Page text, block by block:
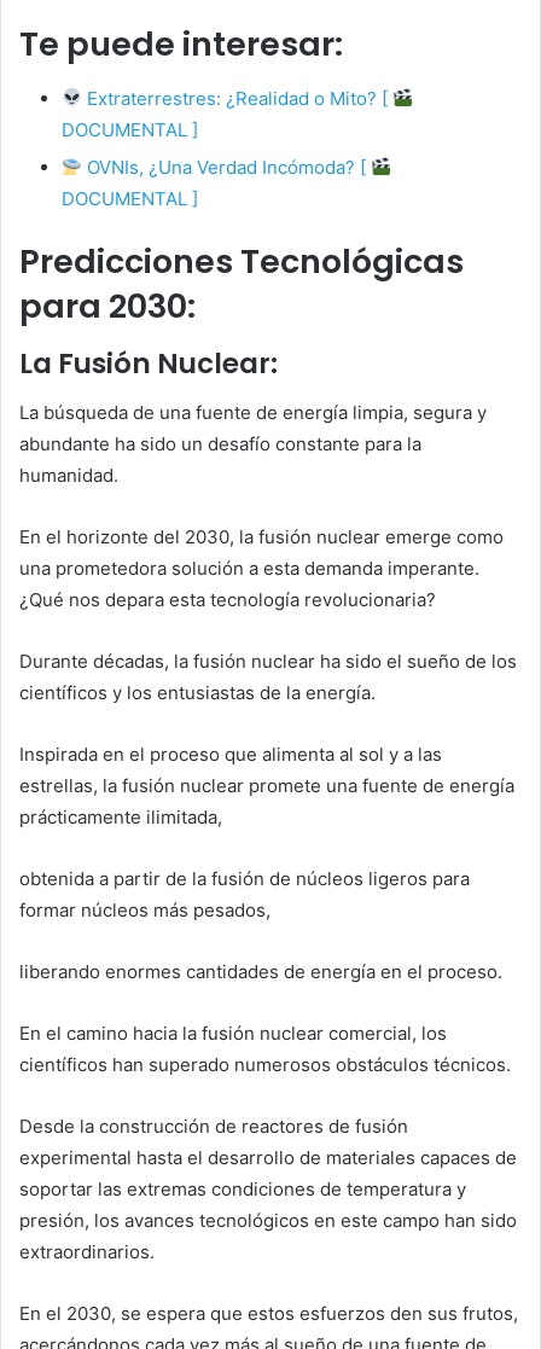
Te puede interesar:
Extraterrestres: ¿Realidad o Mito? [
DOCUMENTAL ]
OVNIs, ¿Una Verdad Incómoda? [
DOCUMENTAL ]
Predicciones Tecnológicas
para 2030:
La Fusión Nuclear:
La búsqueda de una fuente de energía limpia, segura y
abundante ha sido un desafío constante para la
humanidad.
En el horizonte del 2030, la fusión nuclear emerge como
una prometedora solución a esta demanda imperante.
¿Qué nos depara esta tecnología revolucionaria?
Durante décadas, la fusión nuclear ha sido el sueño de los
científicos y los entusiastas de la energía.
Inspirada en el proceso que alimenta al sol y a las
estrellas, la fusión nuclear promete una fuente de energía
prácticamente ilimitada,
obtenida a partir de la fusión de núcleos ligeros para
formar núcleos más pesados,
liberando enormes cantidades de energía en el proceso.
En el camino hacia la fusión nuclear comercial, los
científicos han superado numerosos obstáculos técnicos.
Desde la construcción de reactores de fusión
experimental hasta el desarrollo de materiales capaces de
soportar las extremas condiciones de temperatura y
presión, los avances tecnológicos en este campo han sido
extraordinarios.
En el 2030, se espera que estos esfuerzos den sus frutos,